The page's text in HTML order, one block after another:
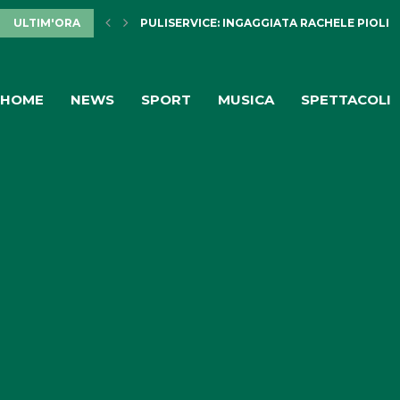
ULTIM'ORA PULISERVICE: INGAGGIATA RACHELE PIOLI
HOME NEWS SPORT MUSICA SPETTACOLI